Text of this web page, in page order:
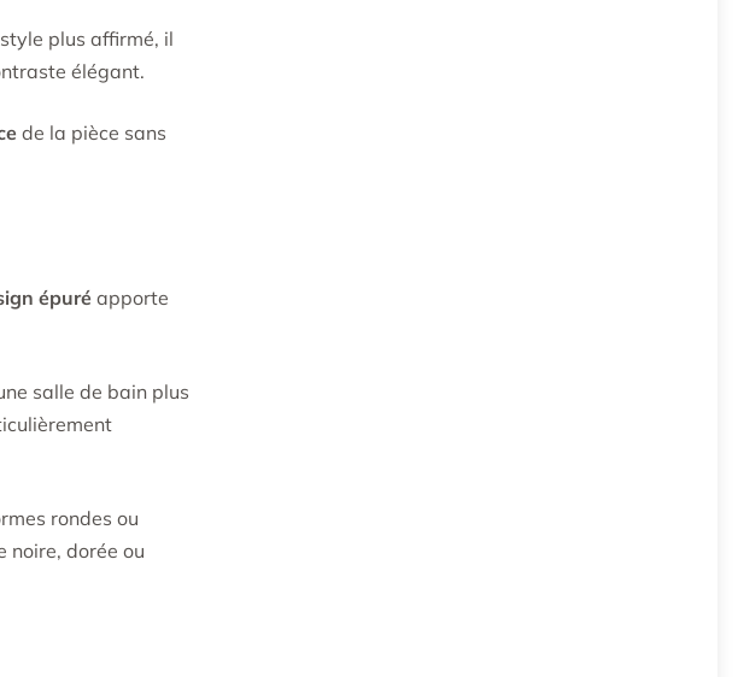
plus affirmé, il
élégant.
de la pièce sans
épuré apporte
salle de bain plus
rondes ou
noire, dorée ou